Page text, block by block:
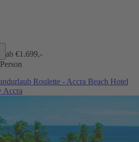
ab €1.699,-
Roulette - Accra Beach Hotel
Accra